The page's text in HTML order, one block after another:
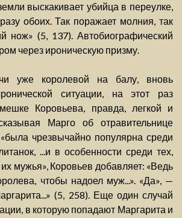
выскакивает убийца в переулке,
обоих. Так поражает молния, так
нож» (5, 137). Автобиографический
через ироническую призму.
уже королевой на балу, вновь
ситуации, на этот раз
Коровьева, правда, легкой и
Марго об отравительнице
чрезвычайно популярна среди
...и в особенности среди тех,
мужья», Коровьев добавляет: «Ведь
чтобы надоел муж...». «Да», —
(5, 258). Еще один случай
в которую попадают Маргарита и